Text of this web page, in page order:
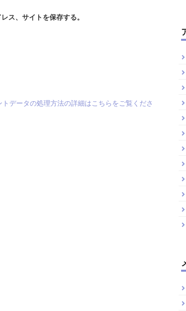
ス、サイトを保存する。
トデータの処理方法の詳細はこちらをご覧くださ